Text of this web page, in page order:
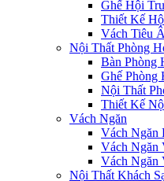
Ghế Hội
Thiết Kế
Vách Tiêu
Nội Thất Phòng
Bàn Phòng
Ghế Phòng
Nội Thất
Thiết Kế
Vách Ngăn
Vách Ngăn
Vách Ngăn
Vách Ngăn
Nội Thất Khách